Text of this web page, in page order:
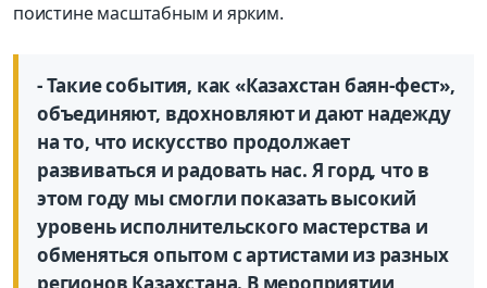
поистине масштабным и ярким.
- Такие события, как «Казахстан баян-фест»,
объединяют, вдохновляют и дают надежду
на то, что искусство продолжает
развиваться и радовать нас. Я горд, что в
этом году мы смогли показать высокий
уровень исполнительского мастерства и
обменяться опытом с артистами из разных